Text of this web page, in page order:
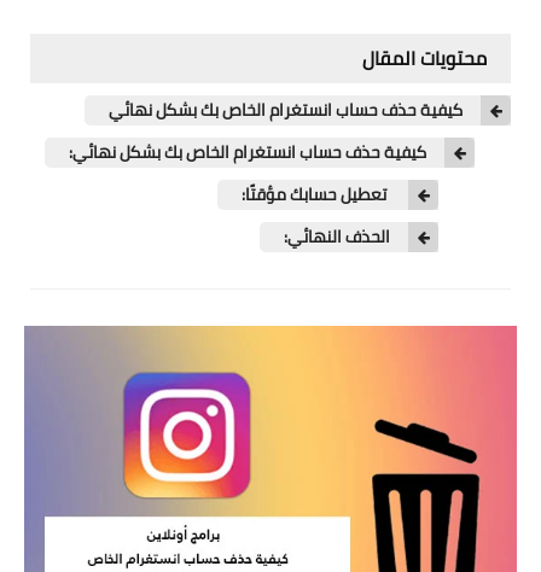
الربح من الانترنت
جوجل
مقالات
العاب
تطبيقات
العملات الرقمية
محتويات المقال
كيفية حذف حساب انستغرام الخاص بك بشكل نهائي
كيفية حذف حساب انستغرام الخاص بك بشكل نهائي:
تعطيل حسابك مؤقتًا:
الحذف النهائي: